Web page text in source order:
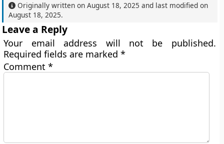
Originally written onAugust 18, 2025 and last modified on
August 18, 2025.
Leave a Reply
Your email address will not be published.
Required fields are marked*
Comment*